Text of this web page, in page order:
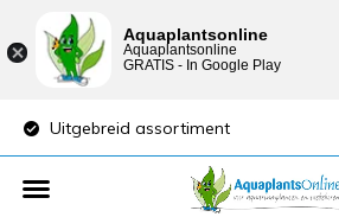
Uitgebreid assortiment
Aquaplantsonline
Aquaplantsonline
GRATIS - In Google Play